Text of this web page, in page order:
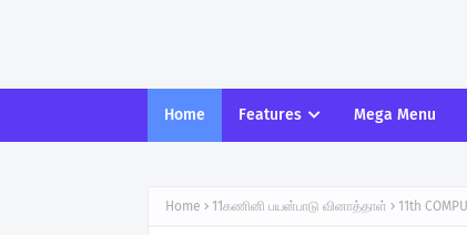
Home Features Mega Menu
Home 11கணினி பயன்பாடு வினாத்தாள் 11th